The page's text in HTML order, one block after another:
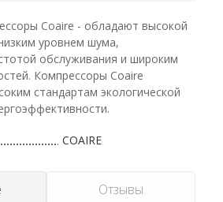
Coaire - обладают высокой
уровнем шума,
обслуживания и широким
Компрессоры Coaire
стандартам экологической
COAIRE
Отзывы